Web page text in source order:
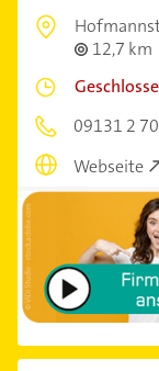
12,7 km
09131 2
Webseite